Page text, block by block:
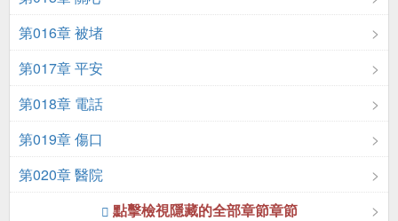
第016章 被堵
第017章 平安
第018章 電話
第019章 傷口
第020章 醫院
點擊檢視隱藏的全部章節章節